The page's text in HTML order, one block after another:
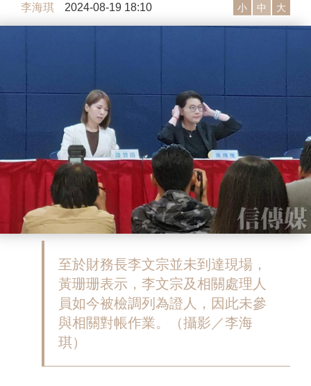
李海琪 2024-08-19 18:10 小 中 大
至於財務長李文宗並未到達現場，
黃珊珊表示，李文宗及相關處理人
員如今被檢調列為證人，因此未參
與相關對帳作業。（攝影／李海
琪）